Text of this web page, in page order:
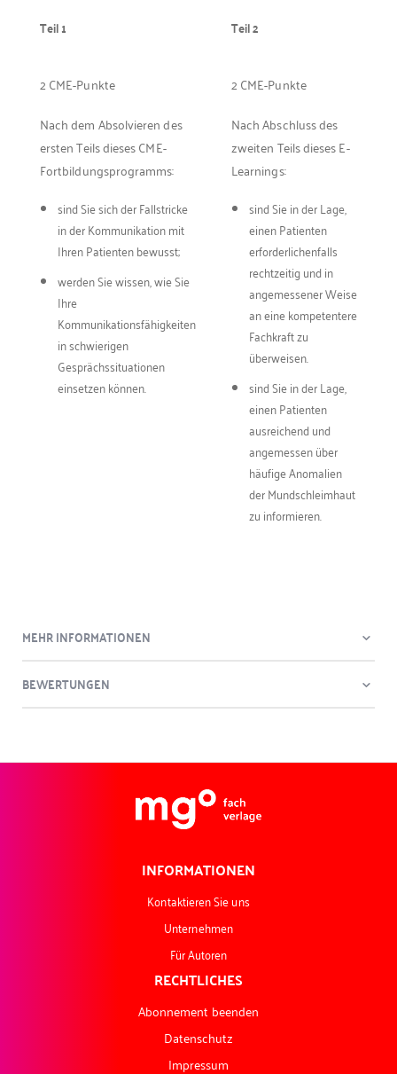
Teil 1 Teil 2
2 CME-Punkte
Nach dem Absolvieren des
ersten Teils dieses CME-
Fortbildungsprogramms:
sind Sie sich der Fallstricke
in der Kommunikation mit
Ihren Patienten bewusst;
werden Sie wissen, wie Sie
Ihre
Kommunikationsfähigkeiten
in schwierigen
Gesprächssituationen
einsetzen können.
2 CME-Punkte
Nach Abschluss des
zweiten Teils dieses E-
Learnings:
sind Sie in der Lage,
einen Patienten
erforderlichenfalls
rechtzeitig und in
angemessener Weise
an eine kompetentere
Fachkraft zu
überweisen.
sind Sie in der Lage,
einen Patienten
ausreichend und
angemessen über
häufige Anomalien
der Mundschleimhaut
zu informieren.
MEHR INFORMATIONEN
BEWERTUNGEN
INFORMATIONEN
Kontaktieren Sie uns
Unternehmen
Für Autoren
RECHTLICHES
Abonnement beenden
Datenschutz
Impressum